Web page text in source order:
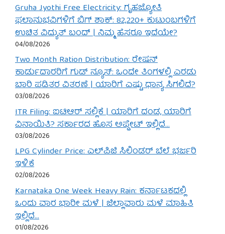
Gruha Jyothi Free Electricity: ಗೃಹಜ್ಯೋತಿ
ಫಲಾನುಭವಿಗಳಿಗೆ ಬಿಗ್ ಶಾಕ್: 82,220+ ಕುಟುಂಬಗಳಿಗೆ
ಉಚಿತ ವಿದ್ಯುತ್ ಬಂದ್ | ನಿಮ್ಮ ಹೆಸರೂ ಇದೆಯೇ?
04/08/2026
Two Month Ration Distribution: ರೇಷನ್
ಕಾರ್ಡುದಾರರಿಗೆ ಗುಡ್ ನ್ಯೂಸ್: ಒಂದೇ ತಿಂಗಳಲ್ಲಿ ಎರಡು
ಬಾರಿ ಪಡಿತರ ವಿತರಣೆ | ಯಾರಿಗೆ ಎಷ್ಟು ಧಾನ್ಯ ಸಿಗಲಿದೆ?
03/08/2026
ITR Filing: ಐಟಿಆರ್ ಸಲ್ಲಿಕೆ | ಯಾರಿಗೆ ದಂಡ, ಯಾರಿಗೆ
ವಿನಾಯಿತಿ? ಸರ್ಕಾರದ ಹೊಸ ಅಪ್ಡೇಟ್ ಇಲ್ಲಿದೆ…
03/08/2026
LPG Cylinder Price: ಎಲ್‌ಪಿಜಿ ಸಿಲಿಂಡರ್ ಬೆಲೆ ಭರ್ಜರಿ
ಇಳಿಕೆ
02/08/2026
Karnataka One Week Heavy Rain: ಕರ್ನಾಟಕದಲ್ಲಿ
ಒಂದು ವಾರ ಭಾರೀ ಮಳೆ | ಜಿಲ್ಲಾವಾರು ಮಳೆ ಮಾಹಿತಿ
ಇಲ್ಲಿದೆ…
01/08/2026